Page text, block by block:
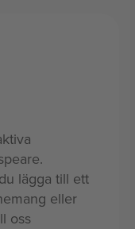
lägga till ett
eller
oss